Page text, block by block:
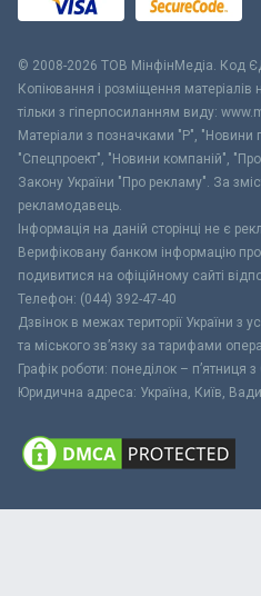
© 2008-2026 ТОВ МiнфiнМедiа. Код
Копіювання і розміщення матеріалів
тільки з гіперпосиланням виду:
Матеріали з позначками "Р", "Новини
"Спецпроект", "Новини компаній",
Закону України "Про рекламу". За
рекламодавець.
Інформація на даній сторінці не є
Верифіковану банком інформацію
подивитися на офіційному сайті
Телефон: (044) 392-47-40
Дзвінок в межах території України з
та міського зв’язку за тарифами
Графік роботи: понеділок – п’ятниця
Юридична адреса: Україна, Київ,